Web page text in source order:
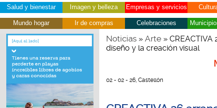
Salud y bienestar Imagen y belleza Empresas y servicios
Mundo hogar Ir de compras Celebraciones
Noticias» Arte» CREACTIVA
diseño y la creación visual
02 - 02 - 26, Castellón